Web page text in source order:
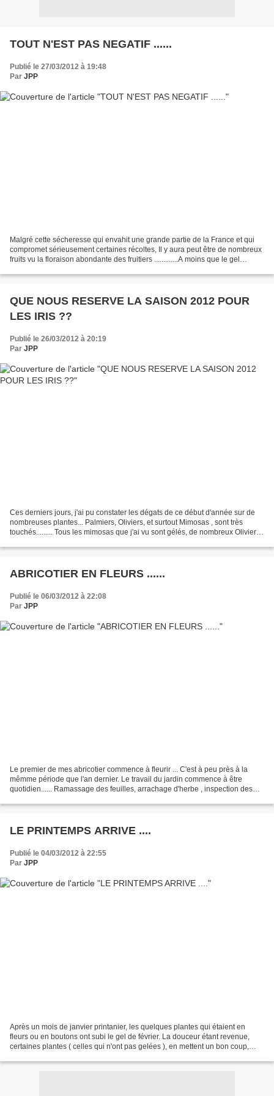
TOUT N'EST PAS NEGATIF ......
Publié le 27/03/2012 à 19:48
Par JPP
Malgré cette sécheresse qui envahit une grande partie de la France et qui
compromet sérieusement certaines récoltes, Il y aura peut être de nombreux
fruits vu la floraison abondante des fruitiers .............A moins que le gel
QUE NOUS RESERVE LA SAISON 2012 POUR
LES IRIS ??
Publié le 26/03/2012 à 20:19
Par JPP
Ces derniers jours, j'ai pu constater les dégats de ce début d'année sur de
nombreuses plantes... Palmiers, Oliviers, et surtout Mimosas , sont très
touchés......... Tous les mimosas que j'ai vu sont gélés, de nombreux Oliviers
ABRICOTIER EN FLEURS ......
Publié le 06/03/2012 à 22:08
Par JPP
Le premier de mes abricotier commence à fleurir ... C'est à peu près à la
mêmme période que l'an dernier. Le travail du jardin commence à être
quotidien...... Ramassage des feuilles, arrachage d'herbe , inspection des
LE PRINTEMPS ARRIVE ....
Publié le 04/03/2012 à 22:55
Par JPP
Après un mois de janvier printanier, les quelques plantes qui étaient en
fleurs ou en boutons ont subi le gel de février. La douceur étant revenue,
certaines plantes ( celles qui n'ont pas gelées ), en mettent un bon coup,